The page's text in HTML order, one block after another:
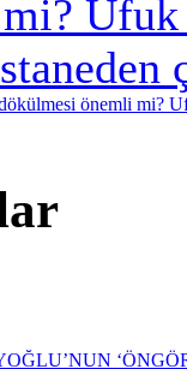
önemli mi?